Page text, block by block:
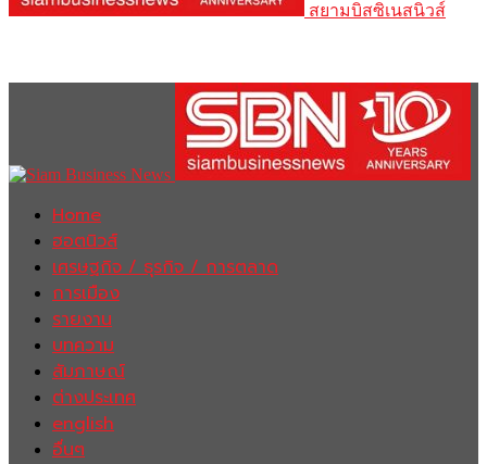
สยามบิสซิเนสนิวส์
Home
ฮอตนิวส์
เศรษฐกิจ / ธุรกิจ / การตลาด
การเมือง
รายงาน
บทความ
สัมภาษณ์
ต่างประเทศ
english
อื่นๆ